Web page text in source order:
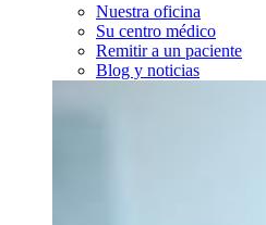
Nuestra oficina
Su centro médico
Remitir a un paciente
Blog y noticias